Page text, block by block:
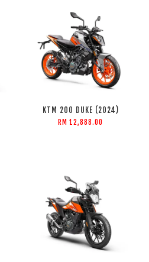
KTM 200 DUKE (2024)
RM 12,888.00